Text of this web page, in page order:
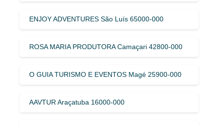
ENJOY ADVENTURES São Luís 65000-000
ROSA MARIA PRODUTORA Camaçari 42800-000
O GUIA TURISMO E EVENTOS Magé 25900-000
AAVTUR Araçatuba 16000-000